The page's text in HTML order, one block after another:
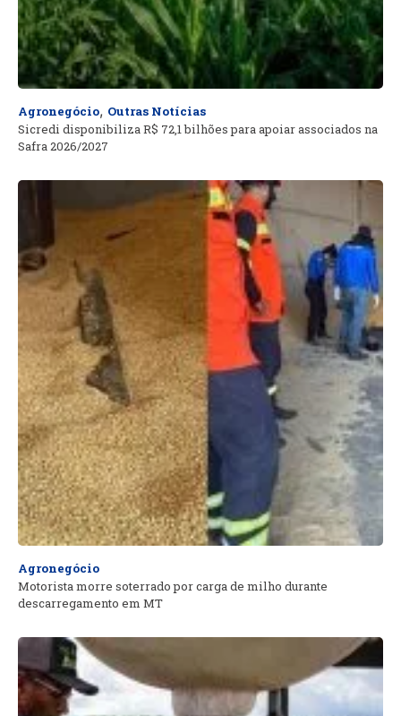
Agronegócio, Outras Notícias
Sicredi disponibiliza R$ 72,1 bilhões para apoiar associados na
Safra 2026/2027
Agronegócio
Motorista morre soterrado por carga de milho durante
descarregamento em MT